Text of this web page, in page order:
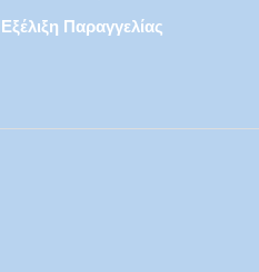
Εξέλιξη Παραγγελίας